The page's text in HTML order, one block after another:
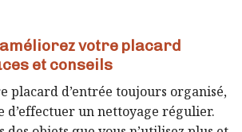
votre placard
et conseils
placard d’entrée toujours organisé,
d’effectuer un nettoyage régulier.